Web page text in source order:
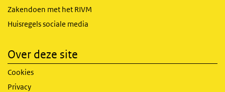
Zakendoen met het RIVM
Huisregels sociale media
Over deze site
Cookies
Privacy